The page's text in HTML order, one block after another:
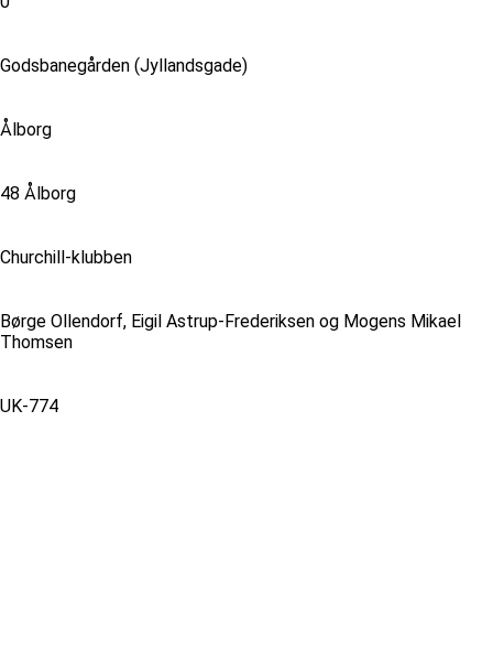
Godsbanegården (Jyllandsgade)
Ålborg
48 Ålborg
Churchill-klubben
Børge Ollendorf, Eigil Astrup-Frederiksen og Mogens Mikael
Thomsen
UK-774